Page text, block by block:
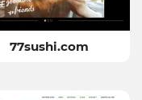
77sushi.com